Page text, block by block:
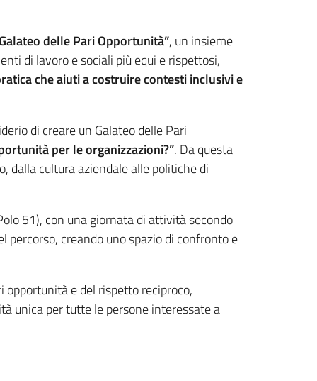
delle Pari Opportunità”, un insieme
di lavoro e sociali più equi e rispettosi,
che aiuti a costruire contesti inclusivi e
di creare un Galateo delle Pari
per le organizzazioni?”. Da questa
dalla cultura aziendale alle politiche di
51), con una giornata di attività secondo
creando uno spazio di confronto e
e del rispetto reciproco,
unica per tutte le persone interessate a